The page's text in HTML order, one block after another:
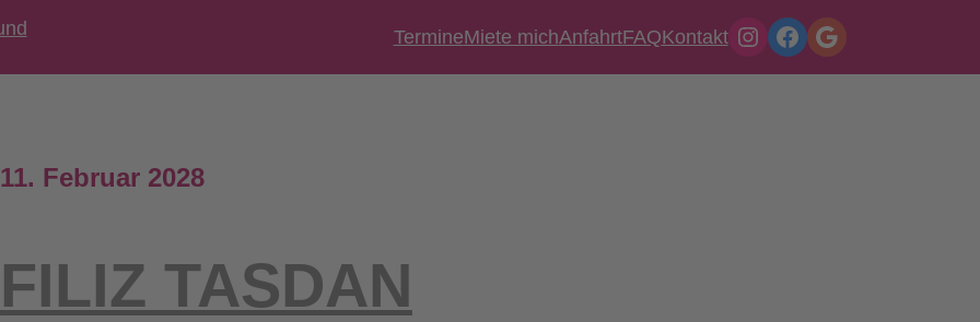
TermineMiete michAnfahrtFAQKontakt Instagram
Facebook
Google
11. Februar 2028
FILIZ TASDAN